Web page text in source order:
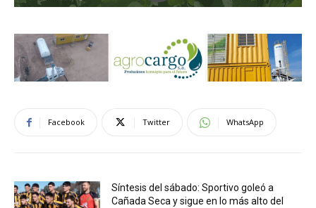
Facebook Twitter WhatsApp
Síntesis del sábado: Sportivo goleó a
Cañada Seca y sigue en lo más alto del